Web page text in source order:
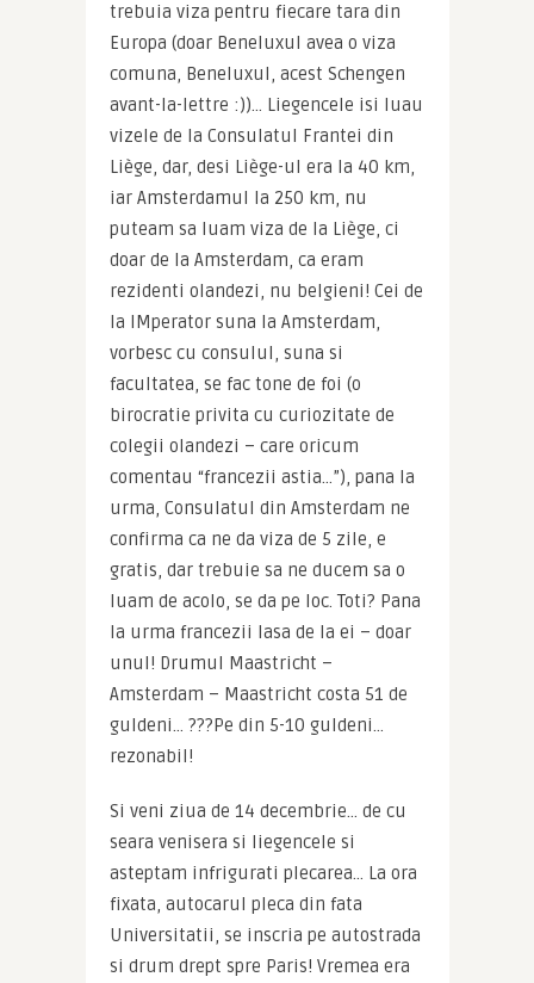
trebuia viza pentru fiecare tara din
Europa (doar Beneluxul avea o viza
comuna, Beneluxul, acest Schengen
avant-la-lettre :))… Liegencele isi luau
vizele de la Consulatul Frantei din
Liège, dar, desi Liège-ul era la 40 km,
iar Amsterdamul la 250 km, nu
puteam sa luam viza de la Liège, ci
doar de la Amsterdam, ca eram
rezidenti olandezi, nu belgieni! Cei de
la IMperator suna la Amsterdam,
vorbesc cu consulul, suna si
facultatea, se fac tone de foi (o
birocratie privita cu curiozitate de
colegii olandezi – care oricum
comentau “francezii astia…”), pana la
urma, Consulatul din Amsterdam ne
confirma ca ne da viza de 5 zile, e
gratis, dar trebuie sa ne ducem sa o
luam de acolo, se da pe loc. Toti? Pana
la urma francezii lasa de la ei – doar
unul! Drumul Maastricht –
Amsterdam – Maastricht costa 51 de
guldeni… ???Pe din 5-10 guldeni…
rezonabil!
Si veni ziua de 14 decembrie… de cu
seara venisera si liegencele si
asteptam infrigurati plecarea… La ora
fixata, autocarul pleca din fata
Universitatii, se inscria pe autostrada
si drum drept spre Paris! Vremea era